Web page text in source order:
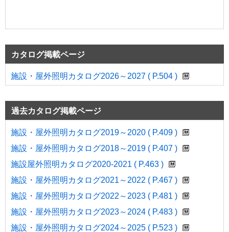
カタログ掲載ページ
施設・屋外照明カタログ2026～2027 ( P.504 )
過去カタログ掲載ページ
施設・屋外照明カタログ2019～2020 ( P.409 )
施設・屋外照明カタログ2018～2019 ( P.407 )
施設屋外照明カタログ2020-2021 ( P.463 )
施設・屋外照明カタログ2021～2022 ( P.467 )
施設・屋外照明カタログ2022～2023 ( P.481 )
施設・屋外照明カタログ2023～2024 ( P.483 )
施設・屋外照明カタログ2024～2025 ( P.523 )